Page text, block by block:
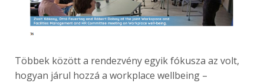
Többek között a rendezvény egyik fókusza az volt,
hogyan járul hozzá a workplace wellbeing –